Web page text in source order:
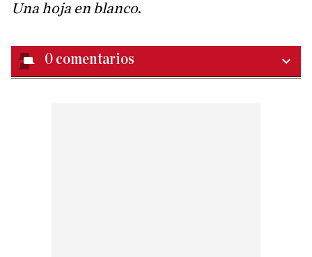
Una hoja en blanco.
0 comentarios